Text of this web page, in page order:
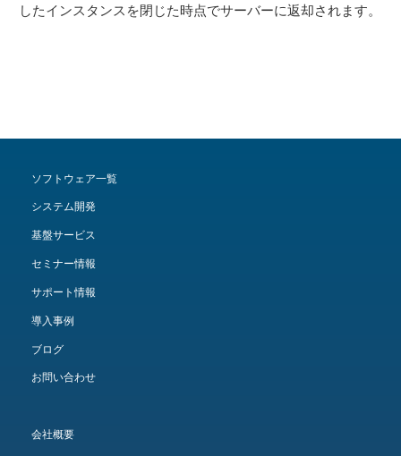
したインスタンスを閉じた時点でサーバーに返却されます。
ソフトウェア一覧
システム開発
基盤サービス
セミナー情報
サポート情報
導入事例
ブログ
お問い合わせ
会社概要